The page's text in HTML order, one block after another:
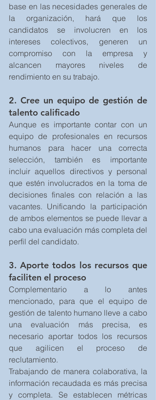
base en las necesidades generales de
la organización, hará que los
candidatos se involucren en los
intereses colectivos, generen un
compromiso con la empresa y
alcancen mayores niveles de
rendimiento en su trabajo.
2. Cree un equipo de gestión de
talento calificado
Aunque es importante contar con un
equipo de profesionales en recursos
humanos para hacer una correcta
selección, también es importante
incluir aquellos directivos y personal
que estén involucrados en la toma de
decisiones finales con relación a las
vacantes. Unificando la participación
de ambos elementos se puede llevar a
cabo una evaluación más completa del
perfil del candidato.
3. Aporte todos los recursos que
faciliten el proceso
Complementario a lo antes
mencionado, para que el equipo de
gestión de talento humano lleve a cabo
una evaluación más precisa, es
necesario aportar todos los recursos
que agilicen el proceso de
reclutamiento.
Trabajando de manera colaborativa, la
información recaudada es más precisa
y completa. Se establecen métricas